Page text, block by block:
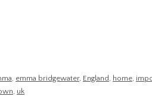
emma bridgewater, England home
uk